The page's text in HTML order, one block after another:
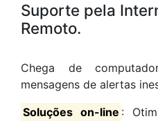
Suporte pela
Remoto.
Chega de
mensagens de alertas
Soluções on-line :